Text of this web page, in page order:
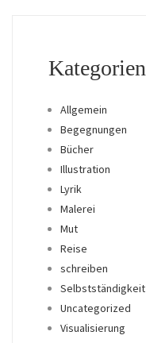
Kategorien
Allgemein
Begegnungen
Bücher
Illustration
Lyrik
Malerei
Mut
Reise
schreiben
Selbstständigkeit
Uncategorized
Visualisierung